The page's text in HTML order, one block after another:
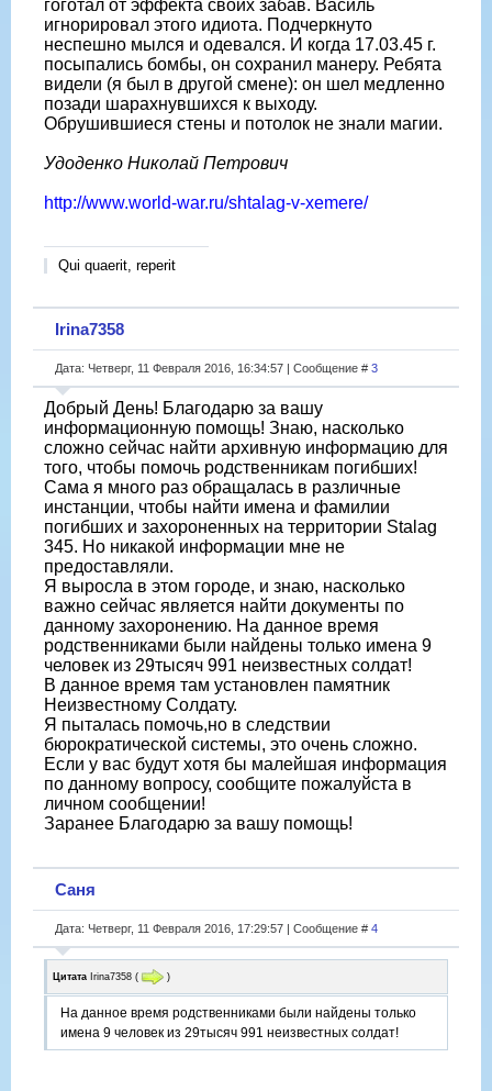
гоготал от эффекта своих забав. Василь
игнорировал этого идиота. Подчеркнуто
неспешно мылся и одевался. И когда 17.03.45 г.
посыпались бомбы, он сохранил манеру. Ребята
видели (я был в другой смене): он шел медленно
позади шарахнувшихся к выходу.
Обрушившиеся стены и потолок не знали магии.
Удоденко Николай Петрович
http://www.world-war.ru/shtalag-v-xemere/
Qui quaerit, reperit
Irina7358
Дата: Четверг, 11 Февраля 2016, 16:34:57 | Сообщение # 3
Добрый День! Благодарю за вашу
информационную помощь! Знаю, насколько
сложно сейчас найти архивную информацию для
того, чтобы помочь родственникам погибших!
Сама я много раз обращалась в различные
инстанции, чтобы найти имена и фамилии
погибших и захороненных на территории Stalag
345. Но никакой информации мне не
предоставляли.
Я выросла в этом городе, и знаю, насколько
важно сейчас является найти документы по
данному захоронению. На данное время
родственниками были найдены только имена 9
человек из 29тысяч 991 неизвестных солдат!
В данное время там установлен памятник
Неизвестному Солдату.
Я пыталась помочь,но в следствии
бюрократической системы, это очень сложно.
Если у вас будут хотя бы малейшая информация
по данному вопросу, сообщите пожалуйста в
личном сообщении!
Заранее Благодарю за вашу помощь!
Саня
Дата: Четверг, 11 Февраля 2016, 17:29:57 | Сообщение # 4
Цитата Irina7358 ( )
На данное время родственниками были найдены только
имена 9 человек из 29тысяч 991 неизвестных солдат!